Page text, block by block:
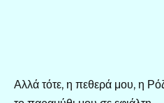
Αλλά τότε, η πεθερά μου, η